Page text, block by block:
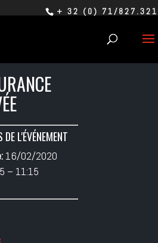
+ 32 (0) 71/827.321
DE L'ÉVÉNEMENT
16/02/2020
– 11:15